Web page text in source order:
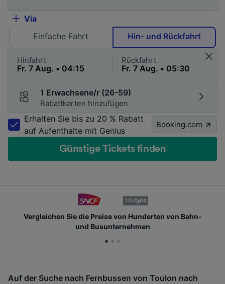
Via
Einfache Fahrt
Hin- und Rückfahrt
Hinfahrt Rückfahrt
1 Erwachsene/r (26-59)
Rabattkarten hinzufügen
Erhalten Sie bis zu 20 % Rabatt
auf Aufenthalte mit Genius
Booking.com
Günstige Tickets finden
Vergleichen Sie die Preise von Hunderten von Bahn-
und Busunternehmen
Auf der Suche nach Fernbussen von Toulon nach